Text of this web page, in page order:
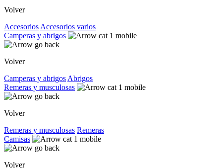
Volver
Accesorios Accesorios varios
Camperas y abrigos
Volver
Camperas y abrigos Abrigos
Remeras y musculosas
Volver
Remeras y musculosas Remeras
Camisas
Volver